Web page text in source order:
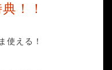
！！
使える！